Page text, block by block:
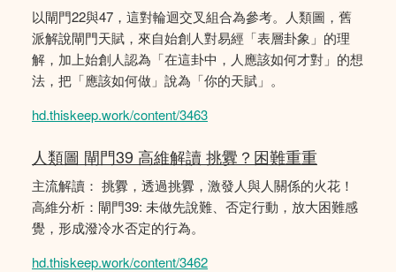
以閘門22與47，這對輪迴交叉組合為參考。人類圖，舊
派解說閘門天賦，來自始創人對易經「表層卦象」的理
解，加上始創人認為「在這卦中，人應該如何才對」的想
法，把「應該如何做」說為「你的天賦」。
hd.thiskeep.work/content/3463
人類圖 閘門39 高維解讀 挑釁？困難重重
主流解讀： 挑釁，透過挑釁，激發人與人關係的火花！
高維分析：閘門39: 未做先說難、否定行動，放大困難感
覺，形成潑冷水否定的行為。
hd.thiskeep.work/content/3462